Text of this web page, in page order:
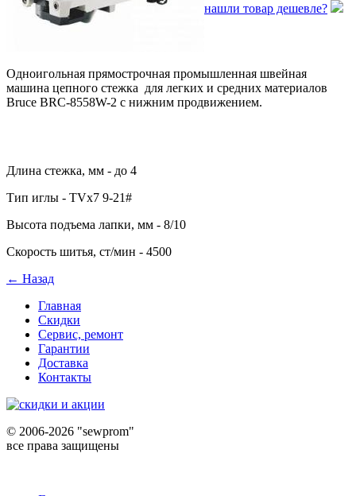
нашли товар дешевле?
Одноигольная прямострочная промышленная швейная
машина цепного стежка для легких и средних материалов
Bruce BRC-8558W-2 с нижним продвижением.
Длина стежка, мм - до 4
Тип иглы - TVx7 9-21#
Высота подъема лапки, мм - 8/10
Скорость шитья, ст/мин - 4500
← Назад
Главная
Скидки
Сервис, ремонт
Гарантии
Доставка
Контакты
© 2006-2026 "sewprom"
все права защищены